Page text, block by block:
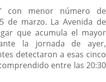
con menor número de
de marzo. La Avenida de
que acumula el mayor
la jornada de ayer,
detectaron a esas cinco
entre las 20:30